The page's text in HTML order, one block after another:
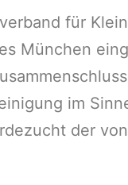
für
München
im
der